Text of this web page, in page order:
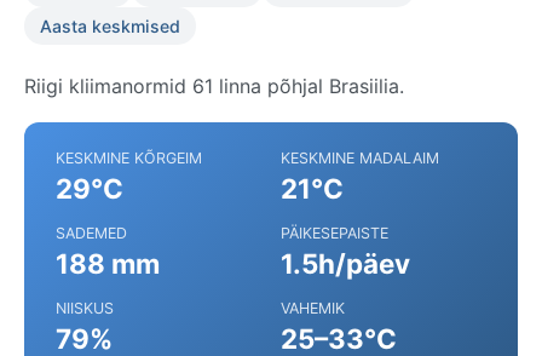
Aasta keskmised
Riigi kliimanormid 61 linna põhjal Brasiilia.
KESKMINE KÕRGEIM
29°C
KESKMINE MADALAIM
21°C
SADEMED
188 mm
PÄIKESEPAISTE
1.5h/päev
NIISKUS
79%
VAHEMIK
25–33°C